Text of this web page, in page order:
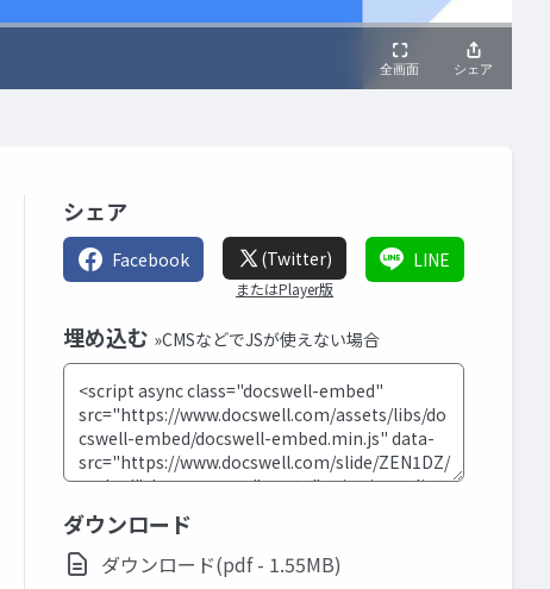
シェア
Facebook (Twitter)
またはPlayer版
LINE
埋め込む »CMSなどでJSが使えない場合
ダウンロード
ダウンロード(pdf - 1.55MB)